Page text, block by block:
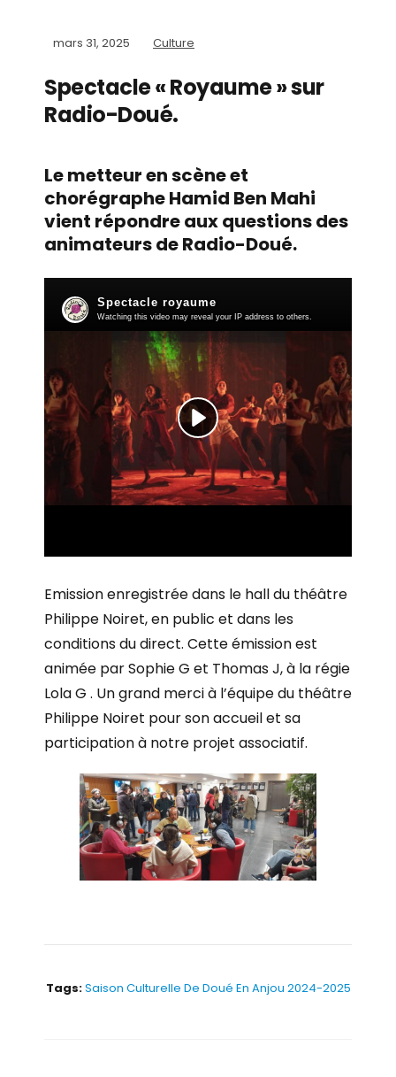
mars 31, 2025 Culture
Spectacle « Royaume » sur
Radio-Doué.
Le metteur en scène et
chorégraphe Hamid Ben Mahi
vient répondre aux questions des
animateurs de Radio-Doué.
Emission enregistrée dans le hall du théâtre
Philippe Noiret, en public et dans les
conditions du direct. Cette émission est
animée par Sophie G et Thomas J, à la régie
Lola G . Un grand merci à l’équipe du théâtre
Philippe Noiret pour son accueil et sa
participation à notre projet associatif.
Tags:Saison Culturelle De Doué En Anjou 2024-2025